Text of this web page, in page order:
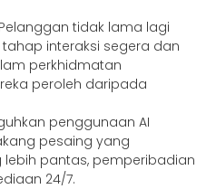
Pelanggan tidak lama lagi
interaksi segera dan
perkhidmatan
peroleh daripada
penggunaan AI
pesaing yang
pantas, pemperibadian
24/7.